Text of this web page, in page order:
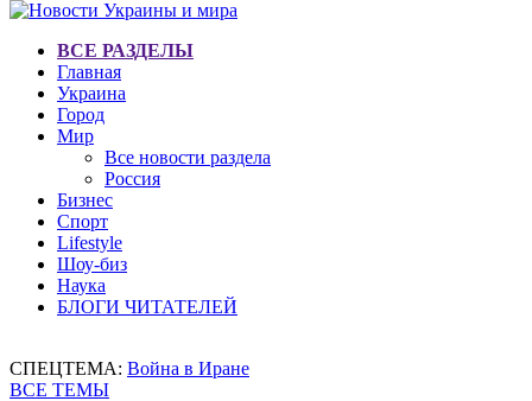
ВСЕ РАЗДЕЛЫ
Главная
Украина
Город
Мир
Все новости раздела
Россия
Бизнес
Спорт
Lifestyle
Шоу-биз
Наука
БЛОГИ ЧИТАТЕЛЕЙ
СПЕЦТЕМА: Война в Иране
ВСЕ ТЕМЫ